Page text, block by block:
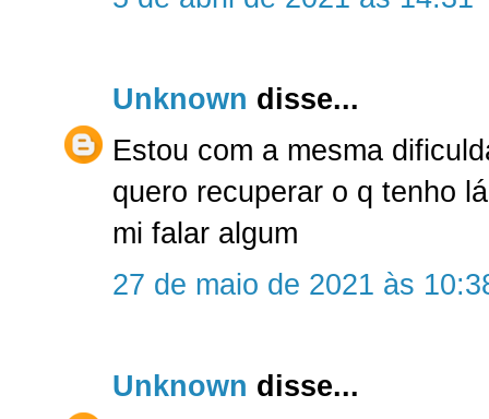
Unknown disse...
Estou com a mesma
quero recuperar o q tenho
mi falar algum
27 de maio de 2021 às
Unknown disse...